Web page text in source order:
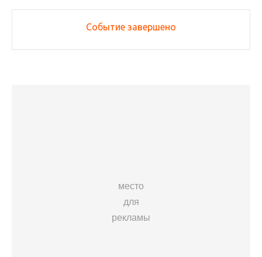
Событие завершено
место
для
рекламы